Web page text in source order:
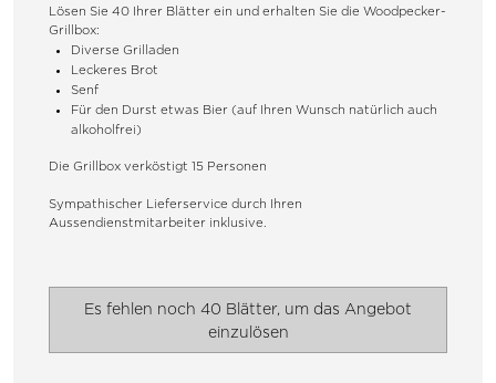
Lösen Sie 40 Ihrer Blätter ein und erhalten Sie die Woodpecker-
Grillbox:
Diverse Grilladen
Leckeres Brot
Senf
Für den Durst etwas Bier (auf Ihren Wunsch natürlich auch
alkoholfrei)
Die Grillbox verköstigt 15 Personen
Sympathischer Lieferservice durch Ihren
Aussendienstmitarbeiter inklusive.
Es fehlen noch 40 Blätter, um das Angebot
einzulösen